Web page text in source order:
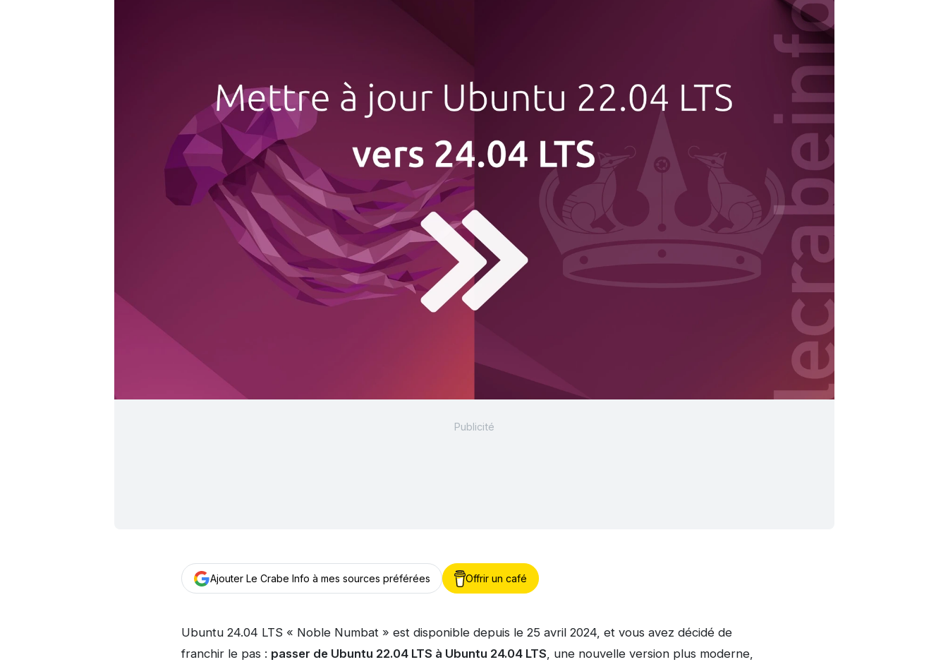
Ajouter Le Crabe Info à mes sources préférées Offrir un café
Ubuntu 24.04 LTS « Noble Numbat » est disponible depuis le 25 avril 2024, et vous avez décidé de
franchir le pas : passer de Ubuntu 22.04 LTS à Ubuntu 24.04 LTS, une nouvelle version plus moderne,